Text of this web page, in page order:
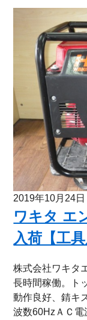
2019年10月24日
ワキタ エ
入荷【工具
株式会社ワキタ
長時間稼働。ト
動作良好、錆キ
波数60HzＡＣ